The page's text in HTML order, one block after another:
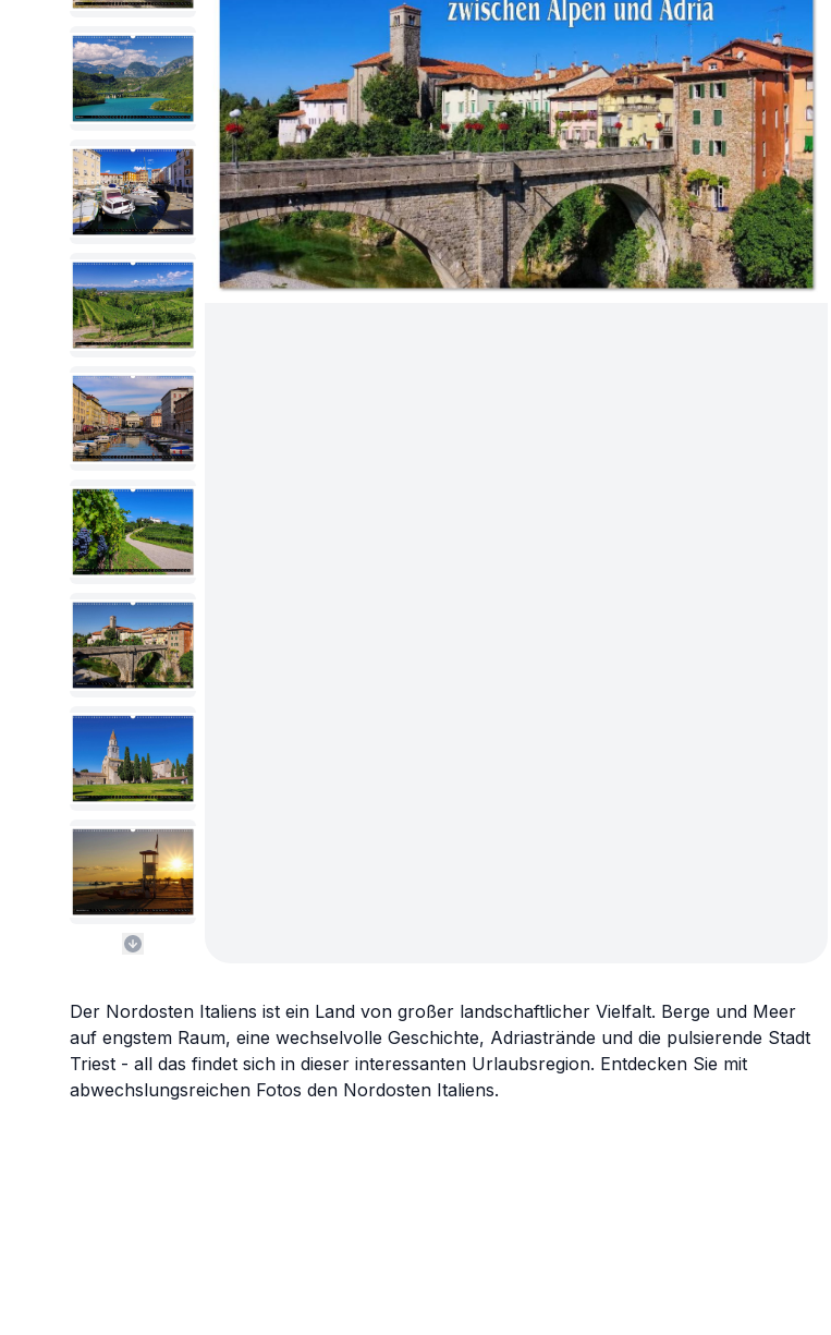
Der Nordosten Italiens ist ein Land von großer landschaftlicher Vielfalt. Berge und Meer
auf engstem Raum, eine wechselvolle Geschichte, Adriastrände und die pulsierende Stadt
Triest - all das findet sich in dieser interessanten Urlaubsregion. Entdecken Sie mit
abwechslungsreichen Fotos den Nordosten Italiens.